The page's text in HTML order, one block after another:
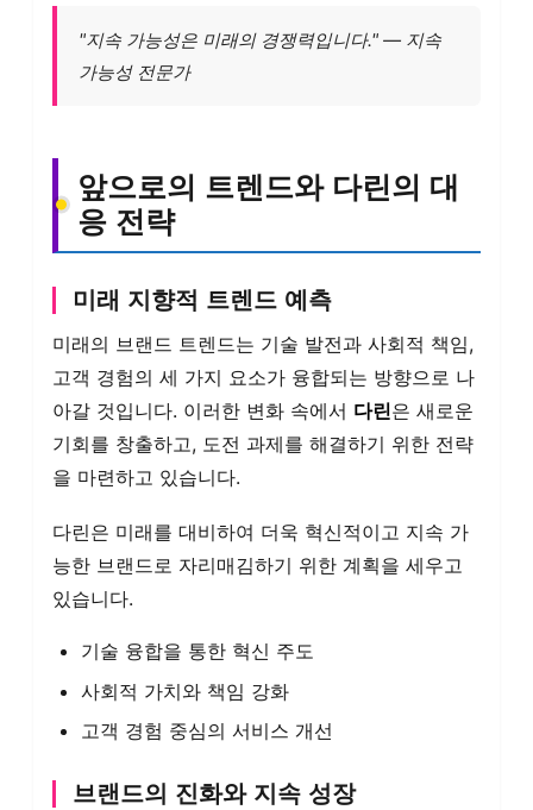
"지속 가능성은 미래의 경쟁력입니다." — 지속
가능성 전문가
앞으로의 트렌드와 다린의 대
응 전략
미래 지향적 트렌드 예측
미래의 브랜드 트렌드는 기술 발전과 사회적 책임,
고객 경험의 세 가지 요소가 융합되는 방향으로 나
아갈 것입니다. 이러한 변화 속에서 다린은 새로운
기회를 창출하고, 도전 과제를 해결하기 위한 전략
을 마련하고 있습니다.
다린은 미래를 대비하여 더욱 혁신적이고 지속 가
능한 브랜드로 자리매김하기 위한 계획을 세우고
있습니다.
기술 융합을 통한 혁신 주도
사회적 가치와 책임 강화
고객 경험 중심의 서비스 개선
브랜드의 진화와 지속 성장